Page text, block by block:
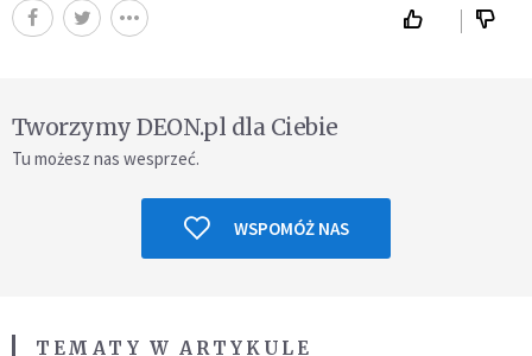
Tworzymy DEON.pl dla Ciebie
Tu możesz nas wesprzeć.
WSPOMÓŻ NAS
TEMATY W ARTYKULE